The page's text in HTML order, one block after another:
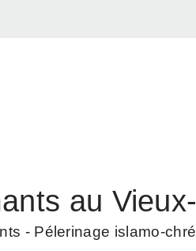
au
- Pélerinage islamo-